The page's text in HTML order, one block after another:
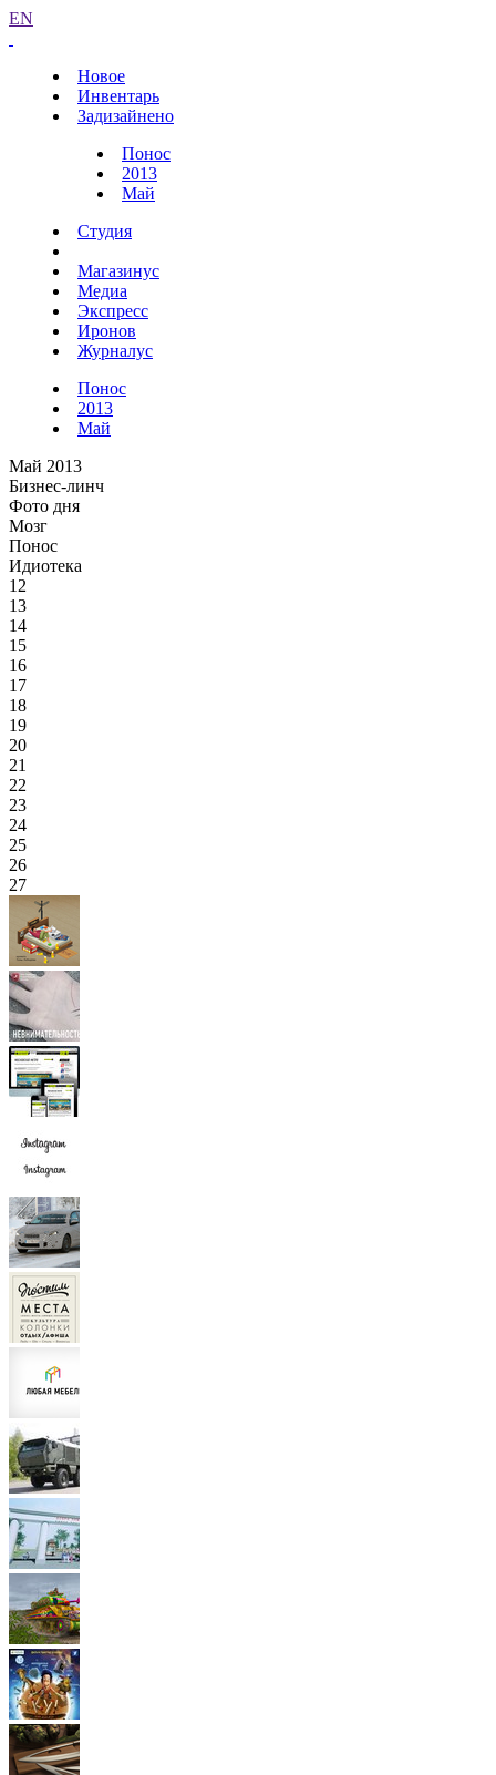
EN
Новое
Инвентарь
Задизайнено
Понос
2013
Май
Студия
Магазинус
Медиа
Экспресс
Иронов
Журналус
Понос
2013
Май
Май 2013
Бизнес-линч
Фото дня
Мозг
Понос
Идиотека
12
13
14
15
16
17
18
19
20
21
22
23
24
25
26
27